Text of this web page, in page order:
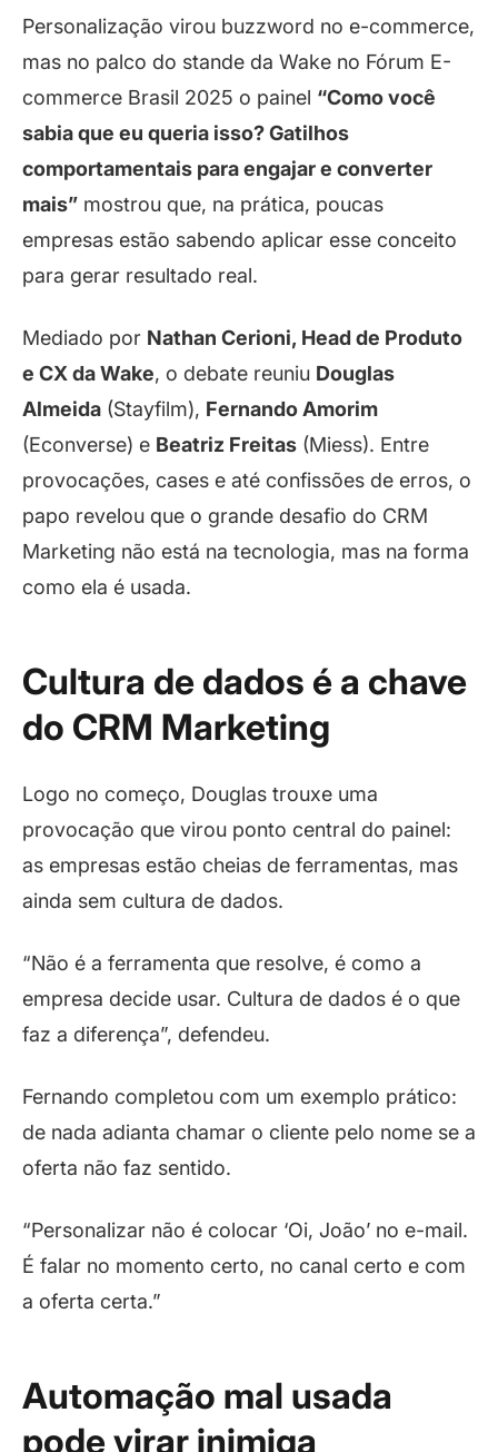
Personalização virou buzzword no e-commerce,
mas no palco do stande da Wake no Fórum E-
commerce Brasil 2025 o painel “Como você
sabia que eu queria isso? Gatilhos
comportamentais para engajar e converter
mais” mostrou que, na prática, poucas
empresas estão sabendo aplicar esse conceito
para gerar resultado real.
Mediado por Nathan Cerioni, Head de Produto
e CX da Wake, o debate reuniu Douglas
Almeida (Stayfilm), Fernando Amorim
(Econverse) e Beatriz Freitas (Miess). Entre
provocações, cases e até confissões de erros, o
papo revelou que o grande desafio do CRM
Marketing não está na tecnologia, mas na forma
como ela é usada.
Cultura de dados é a chave
do CRM Marketing
Logo no começo, Douglas trouxe uma
provocação que virou ponto central do painel:
as empresas estão cheias de ferramentas, mas
ainda sem cultura de dados.
“Não é a ferramenta que resolve, é como a
empresa decide usar. Cultura de dados é o que
faz a diferença”, defendeu.
Fernando completou com um exemplo prático:
de nada adianta chamar o cliente pelo nome se a
oferta não faz sentido.
“Personalizar não é colocar ‘Oi, João’ no e-mail.
É falar no momento certo, no canal certo e com
a oferta certa.”
Automação mal usada
pode virar inimiga